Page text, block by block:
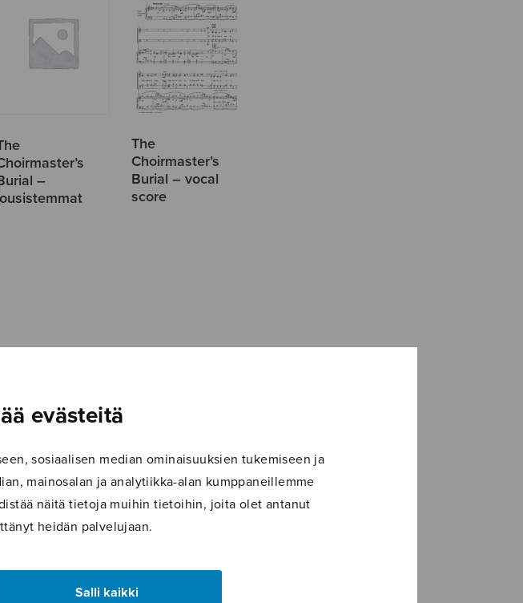
evästeitä
sosiaalisen median ominaisuuksien tukemiseen ja
mainosalan ja analytiikka-alan kumppaneillemme
näitä tietoja muihin tietoihin, joita olet antanut
heidän palvelujaan.
Salli kaikki
–
The
Choirmaster’s
Burial – vocal
score